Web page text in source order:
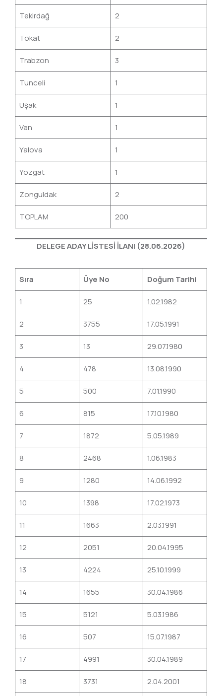
Tekirdağ 2
Tokat 2
Trabzon 3
Tunceli 1
Uşak 1
Van 1
Yalova 1
Yozgat 1
Zonguldak 2
TOPLAM 200
DELEGE ADAY LİSTESİ İLANI (28.06.2026)
Sıra Üye No Doğum Tarihi
1 25 1.02.1982
2 3755 17.05.1991
3 13 29.07.1980
4 478 13.08.1990
5 500 7.01.1990
6 815 17.10.1980
7 1872 5.05.1989
8 2468 1.06.1983
9 1280 14.06.1992
10 1398 17.02.1973
11 1663 2.03.1991
12 2051 20.04.1995
13 4224 25.10.1999
14 1655 30.04.1986
15 5121 5.03.1986
16 507 15.07.1987
17 4991 30.04.1989
18 3731 2.04.2001